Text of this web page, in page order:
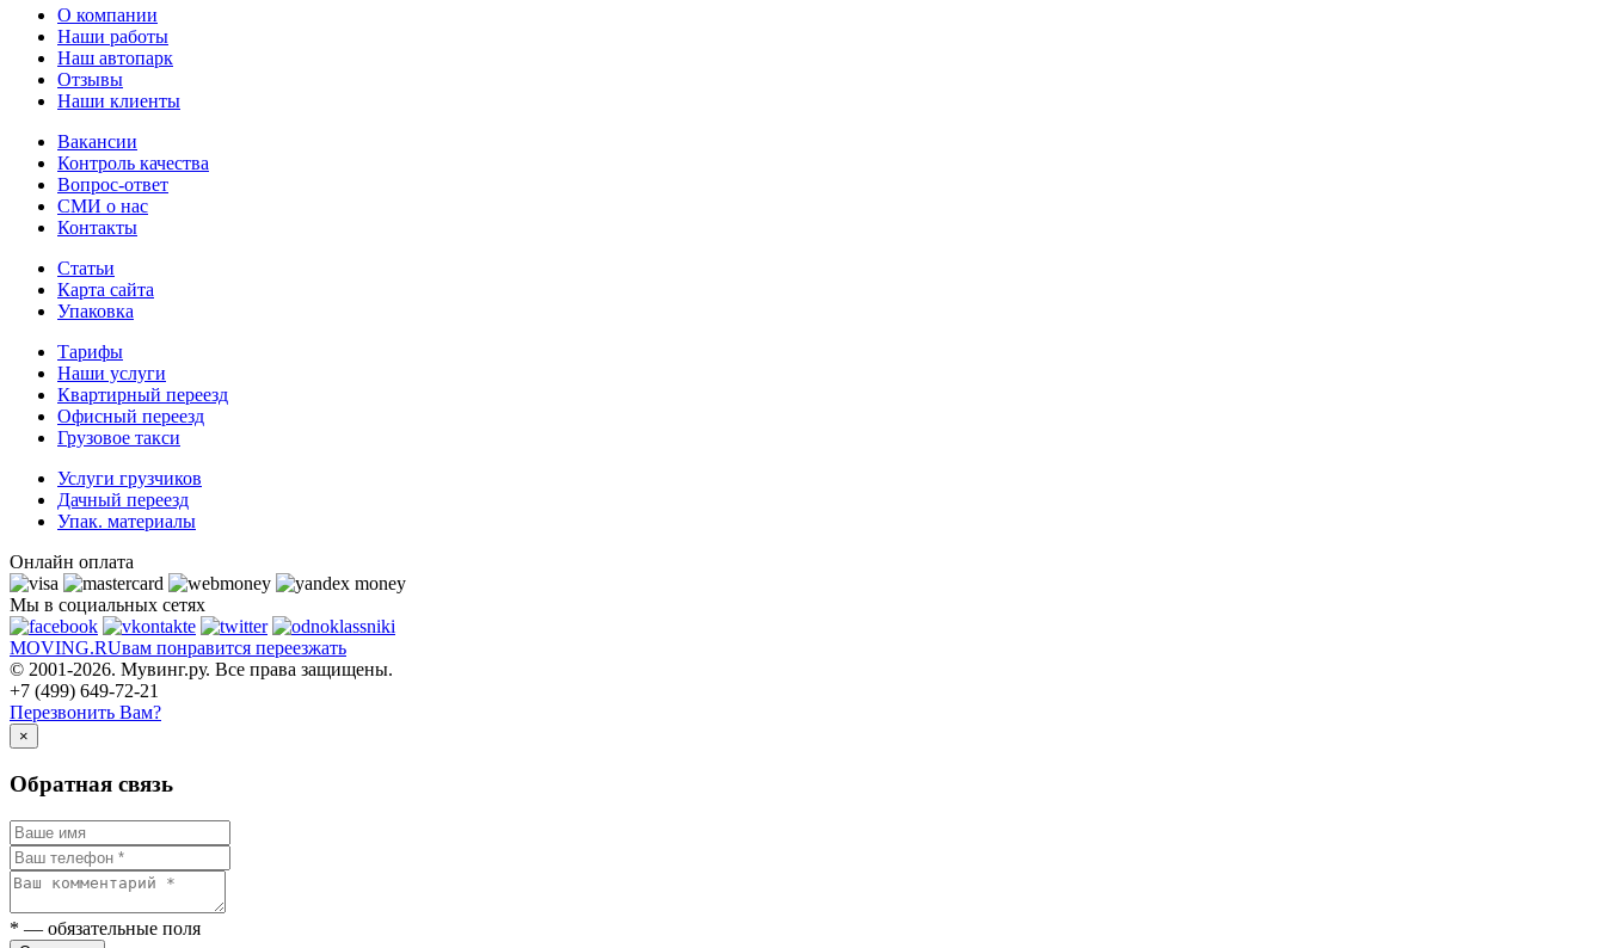
О компании
Наши работы
Наш автопарк
Отзывы
Наши клиенты
Вакансии
Контроль качества
Вопрос-ответ
СМИ о нас
Контакты
Статьи
Карта сайта
Упаковка
Тарифы
Наши услуги
Квартирный переезд
Офисный переезд
Грузовое такси
Услуги грузчиков
Дачный переезд
Упак. материалы
Онлайн оплата
Мы в социальных сетях
MOVING.RUвам понравится переезжать
© 2001-2026. Мувинг.ру. Все права защищены.
+7 (499) 649-72-21
Перезвонить Вам?
×
Обратная связь
* — обязательные поля